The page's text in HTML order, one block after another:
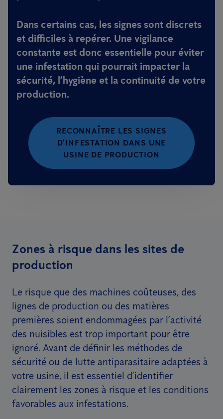
Dans certains cas, les signes sont discrets
et difficiles à repérer. Une vigilance
constante est donc essentielle pour éviter
une infestation qui pourrait impacter la
sécurité, l’hygiène et la continuité de votre
production.
RECONNAÎTRE LES SIGNES
D’INFESTATION DANS UNE
USINE DE PRODUCTION
Zones à risque dans les sites de
production
Le risque que des machines coûteuses, des
lignes de production ou des matières
premières soient endommagées par l’activité
des nuisibles est trop important pour être
ignoré. Avant de définir les méthodes de
sécurité ou de lutte antiparasitaire adaptées à
votre usine, il est essentiel d’identifier
clairement les zones à risque et les conditions
favorables aux infestations.